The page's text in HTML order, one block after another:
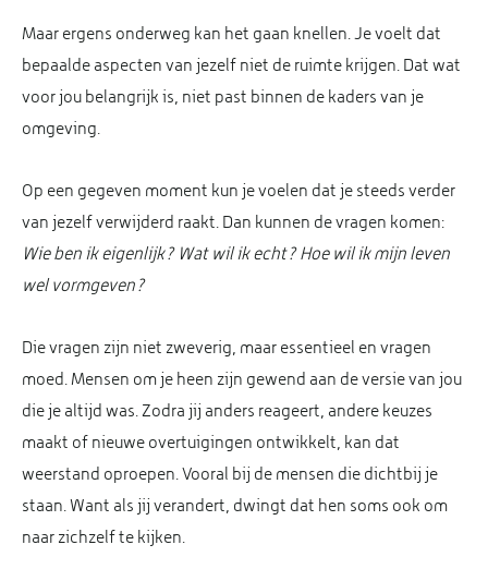
Maar ergens onderweg kan het gaan knellen. Je voelt dat
bepaalde aspecten van jezelf niet de ruimte krijgen. Dat wat
voor jou belangrijk is, niet past binnen de kaders van je
omgeving.
Op een gegeven moment kun je voelen dat je steeds verder
van jezelf verwijderd raakt. Dan kunnen de vragen komen:
Wie ben ik eigenlijk? Wat wil ik echt? Hoe wil ik mijn leven
wel vormgeven?
Die vragen zijn niet zweverig, maar essentieel en vragen
moed. Mensen om je heen zijn gewend aan de versie van jou
die je altijd was. Zodra jij anders reageert, andere keuzes
maakt of nieuwe overtuigingen ontwikkelt, kan dat
weerstand oproepen. Vooral bij de mensen die dichtbij je
staan. Want als jij verandert, dwingt dat hen soms ook om
naar zichzelf te kijken.